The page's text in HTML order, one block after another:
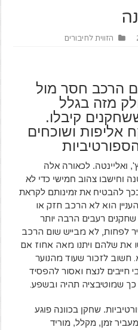
הזווית לחיבורים
הרכב חסר מול
מזה בגלל
קיבלו.
אליפות ושוכחים
ואליינטה. לכאורה אלה
וחישבו צהוב חמישי כדי לא
להבטיח את זמינותם לקראת
העניין הוא לא הרכב חזק או
רעבים הרבה יותר
לפחות, לא מבייש שום הרכב
את שלהם ויתנו מאה אחוז אם
חשוב לזכור שעוד מהנוער
לנצח ואסור להפסיד
כך שמוטיבציה תהיה ובשפע.
שחקן בכוונה פוגע
זמן, מקלל, מוריד